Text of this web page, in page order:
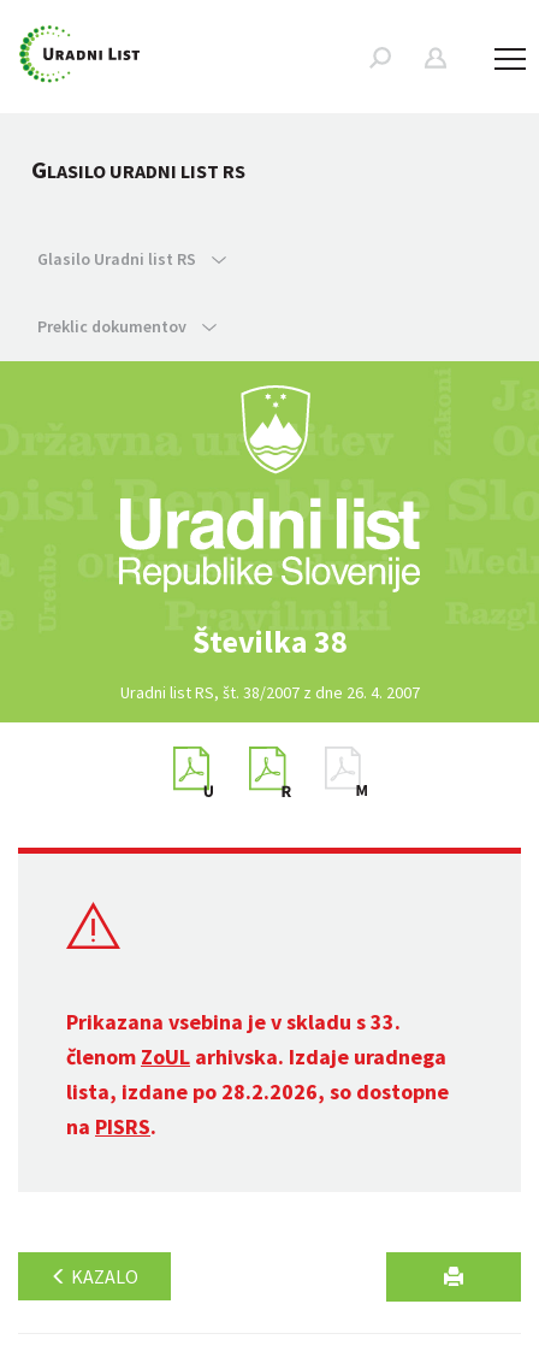
GLASILO URADNI LIST RS
Glasilo Uradni list RS
Preklic dokumentov
Številka 38
Uradni list RS, št. 38/2007 z dne 26. 4. 2007
Prikazana vsebina je v skladu s 33.
členom ZoUL arhivska. Izdaje uradnega
lista, izdane po 28.2.2026, so dostopne
na PISRS.
KAZALO